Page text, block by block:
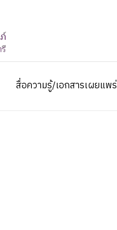
สื่อความรู้/เอกสารเผยแพร่